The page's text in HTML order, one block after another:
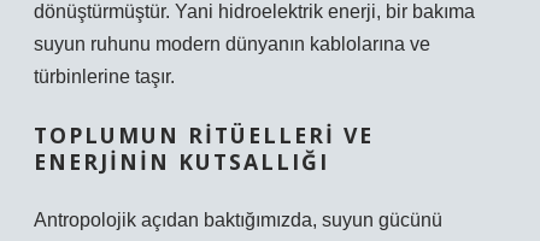
dönüştürmüştür. Yani hidroelektrik enerji, bir bakıma
suyun ruhunu modern dünyanın kablolarına ve
türbinlerine taşır.
TOPLUMUN RITÜELLERI VE
ENERJININ KUTSALLIĞI
Antropolojik açıdan baktığımızda, suyun gücünü